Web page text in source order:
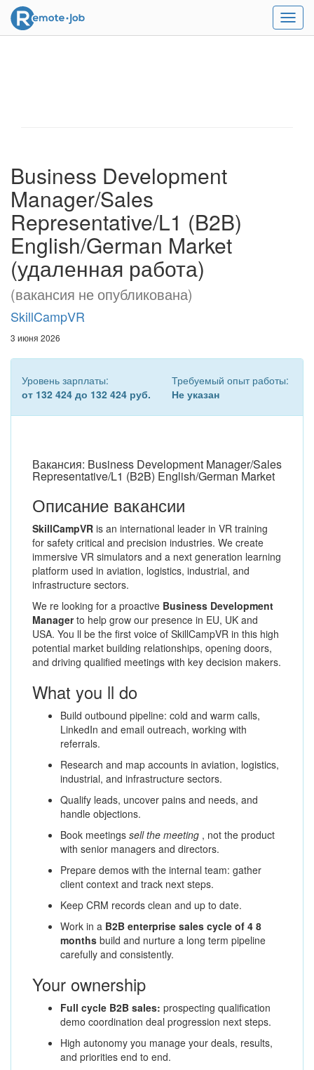
Меню
Business Development
Manager/Sales
Representative/L1 (B2B)
English/German Market
(удаленная работа)
(вакансия не опубликована)
SkillCampVR
3 июня 2026
Уровень зарплаты:
от 132 424 до 132 424 руб.
Требуемый опыт работы:
Не указан
Вакансия: Business Development Manager/Sales
Representative/L1 (B2B) English/German Market
Описание вакансии
SkillCampVR is an international leader in VR training
for safety critical and precision industries. We create
immersive VR simulators and a next generation learning
platform used in aviation, logistics, industrial, and
infrastructure sectors.
We re looking for a proactive Business Development
Managerto help grow our presence in EU, UK and
USA. You ll be the first voice of SkillCampVR in this high
potential market building relationships, opening doors,
and driving qualified meetings with key decision makers.
What you ll do
Build outbound pipeline: cold and warm calls,
LinkedIn and email outreach, working with
referrals.
Research and map accounts in aviation, logistics,
industrial, and infrastructure sectors.
Qualify leads, uncover pains and needs, and
handle objections.
Book meetings sell the meeting , not the product
with senior managers and directors.
Prepare demos with the internal team: gather
client context and track next steps.
Keep CRM records clean and up to date.
Work in a B2B enterprise sales cycle of 4 8
months build and nurture a long term pipeline
carefully and consistently.
Your ownership
Full cycle B2B sales: prospecting qualification
demo coordination deal progression next steps.
High autonomy you manage your deals, results,
and priorities end to end.